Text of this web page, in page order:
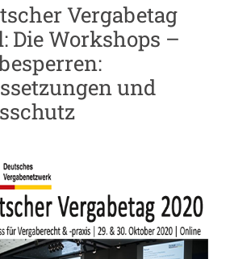
Vergabetag
Die Workshops –
und